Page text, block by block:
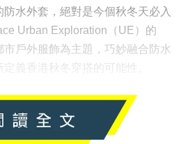
水外套，絕對是今個秋冬天必入
Urban Exploration（UE）的
市戶外服飾為主題，巧妙融合防水
定義香港秋冬穿搭的可能性。